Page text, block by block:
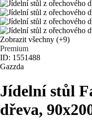
Zobrazit všechny (+9)
Premium
ID: 1551488
Gazzda
Jídelní stůl
dřeva,